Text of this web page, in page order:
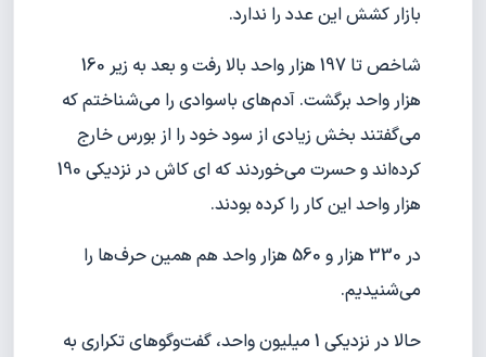
بازار کشش این عدد را ندارد.
شاخص تا 197 هزار واحد بالا رفت و بعد به زیر 160
هزار واحد برگشت. آدم‌های باسوادی را می‌شناختم که
می‌گفتند بخش زیادی از سود خود را از بورس خارج
کرده‌اند و حسرت می‌خوردند که ای کاش در نزدیکی 190
هزار واحد این کار را کرده بودند.
در 330 هزار و 560 هزار واحد هم همین حرف‌ها را
می‌شنیدیم.
حالا در نزدیکی 1 میلیون واحد، گفت‌وگوهای تکراری به